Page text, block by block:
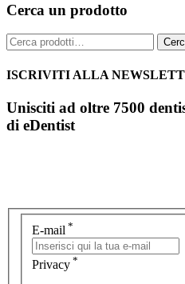
Cerca un prodotto
Cerca:
ISCRIVITI ALLA
Unisciti ad oltre 7500
di eDentist
E-mail *
Privacy *